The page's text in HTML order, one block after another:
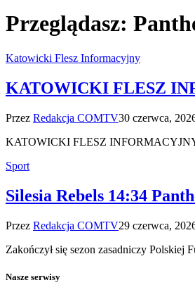
Przeglądasz:
Katowicki Flesz Informacyjny
KATOWICKI FLESZ
Przez Redakcja COMTV30 czerwca,
KATOWICKI FLESZ INFORMACYJNY
Sport
Silesia Rebels 14:34
Przez Redakcja COMTV29 czerwca,
Zakończył się sezon zasadniczy
Nasze serwisy